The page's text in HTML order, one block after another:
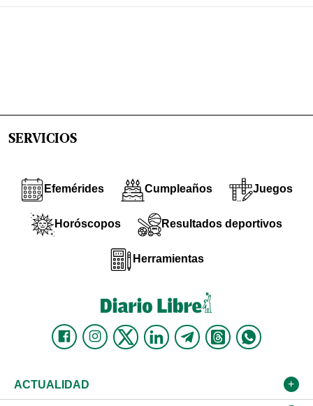
SERVICIOS
Efemérides Cumpleaños Juegos
Horóscopos Resultados deportivos
Herramientas
ACTUALIDAD